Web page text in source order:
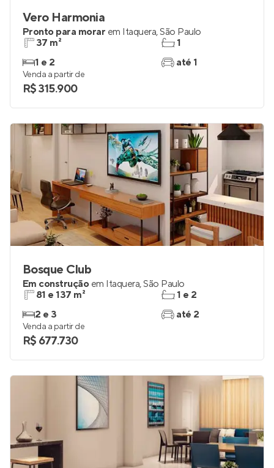
Vero Harmonia
Pronto para morar em Itaquera,São Paulo
37 m²
1 e 2
1
até 1
Venda a partir de
R$ 315.900
Bosque Club
Em construção em Itaquera,São Paulo
81 e 137 m²
2 e 3
1 e 2
até 2
Venda a partir de
R$ 677.730